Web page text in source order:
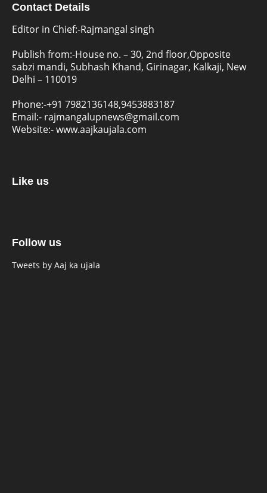
Contact Details
Editor in Chief:-Rajmangal singh
Publish from:-House no. – 30, 2nd floor,Opposite
sabzi mandi, Subhash Khand, Girinagar, Kalkaji, New
Delhi – 110019
Phone:-+91 7982136148,9453883187
Email:- rajmangalupnews@gmail.com
Website:-www.aajkaujala.com
Like us
Follow us
Tweets by Aaj ka ujala